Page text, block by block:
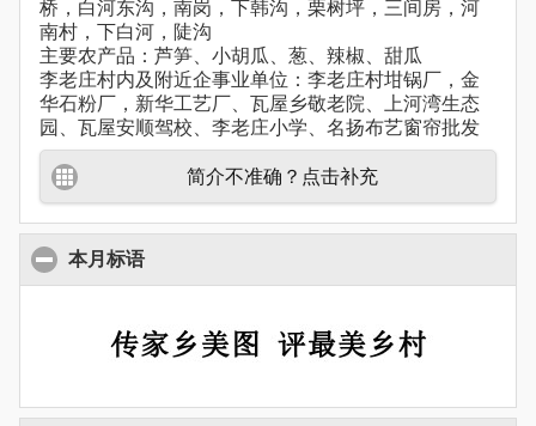
桥，白河东沟，南岗，下韩沟，栗树坪，三间房，河
南村，下白河，陡沟
主要农产品：芦笋、小胡瓜、葱、辣椒、甜瓜
李老庄村内及附近企事业单位：李老庄村坩锅厂，金
华石粉厂，新华工艺厂、瓦屋乡敬老院、上河湾生态
园、瓦屋安顺驾校、李老庄小学、名扬布艺窗帘批发
简介不准确？点击补充
本月标语